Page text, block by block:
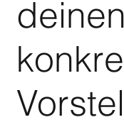
deinen